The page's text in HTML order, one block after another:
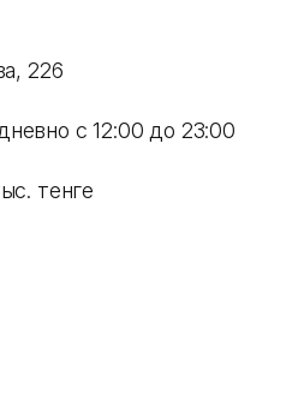
226
с 12:00 до 23:00
тенге